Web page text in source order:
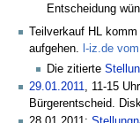
Entscheidung
Teilverkauf HL
aufgehen.
l-iz.de
Die zitierte
29.01.2011, 11-15
Bürgerentscheid.